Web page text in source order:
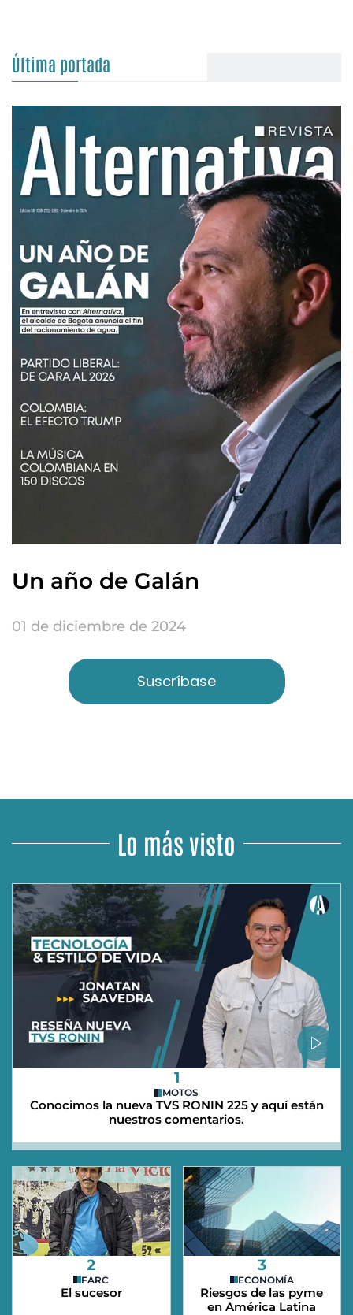
Última portada
Un año de Galán
01 de diciembre de 2024
Suscríbase
Lo más visto
1
MOTOS
Conocimos la nueva TVS RONIN 225 y aquí están
nuestros comentarios.
2
FARC
El sucesor
3
ECONOMÍA
Riesgos de las pyme
en América Latina